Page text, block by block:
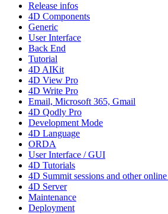
Release infos
4D Components
Generic
User Interface
Back End
Tutorial
4D AIKit
4D View Pro
4D Write Pro
Email, Microsoft 365, Gmail
4D Qodly Pro
Development Mode
4D Language
ORDA
User Interface / GUI
4D Tutorials
4D Summit sessions and other
4D Server
Maintenance
Deployment